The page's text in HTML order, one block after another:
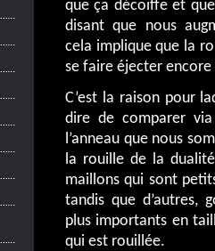
que ça décoiffe et
disant que nous
cela implique que la
se faire éjecter
C’est la raison pour
dire de comparer
l’anneau que nous
la rouille de la
maillons qui sont
tandis que d’autres,
plus importants en
qui est rouillée.